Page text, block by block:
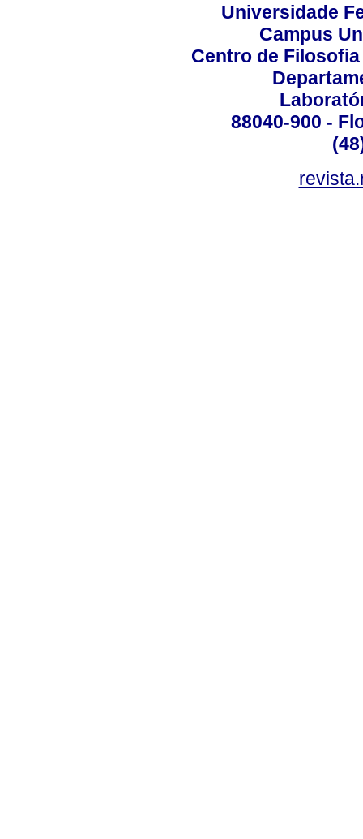
Universidade
Campus
Centro de
88040-900 -